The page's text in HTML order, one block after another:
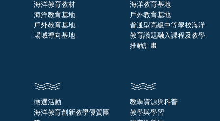
海洋教育教材
海洋教育基地
戶外教育基地
場域導向基地
海洋教育基地
戶外教育基地
普通型高級中等學校海洋
教育議題融入課程及教學
推動計畫
徵選活動
海洋教育創新教學優質團
教學資源與科普
教學與學習